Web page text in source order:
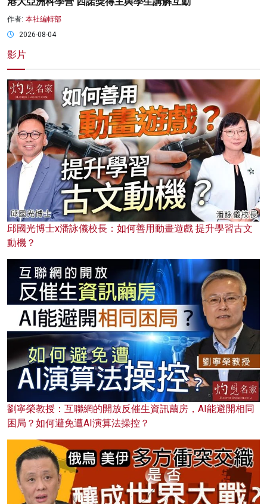
作者: 本社編輯部
2026-08-04
影片
邱國光博士x潘詠儀校長：如何善用動畫遊戲 提升學習古文
動機？
劉寧榮教授：互聯網的開放反催生資訊繭房，AI能避開相同
困局？如何避免遭AI演算法操控？